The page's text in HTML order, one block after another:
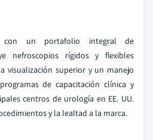
con un portafolio integral de
nefroscopios rígidos y flexibles
visualización superior y un manejo
de capacitación clínica y
centros de urología en EE. UU.
y la lealtad a la marca.